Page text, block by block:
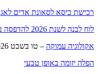
רכישת כיסא לסאונת אדים לאגן
לוח לבנה לשנת 2026 להדפסה במתנה
אקולוגיה עמוקה– טו בשבט 2026
הפלה יזומה באופן טבעי